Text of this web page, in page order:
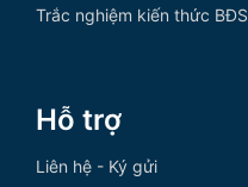
Trắc nghiệm kiến thức BĐS
Hỗ trợ
Liên hệ - Ký gửi